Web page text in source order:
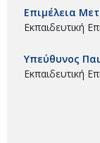
Επιμέλεια
Εκπαιδευτική
Υπεύθυνος
Εκπαιδευτική